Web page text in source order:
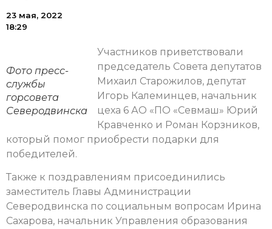
23 мая, 2022
18:29
Фото пресс-
службы
горсовета
Северодвинска
Участников приветствовали
председатель Совета депутатов
Михаил Старожилов, депутат
Игорь Калеминцев, начальник
цеха 6 АО «ПО «Севмаш» Юрий
Кравченко и Роман Корзников,
который помог приобрести подарки для
победителей.
Также к поздравлениям присоединились
заместитель Главы Администрации
Северодвинска по социальным вопросам Ирина
Сахарова, начальник Управления образования